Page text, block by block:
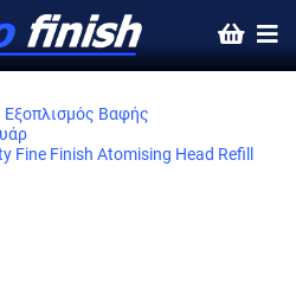
Εξοπλισμός Βαφής
Fine Finish Atomising Head Refill